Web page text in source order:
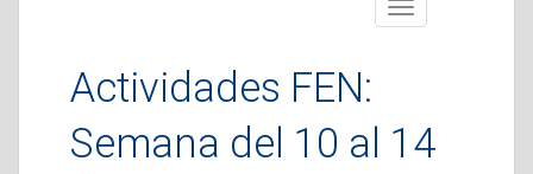
Toggle
Actividades FEN:
Semana del 10 al 14